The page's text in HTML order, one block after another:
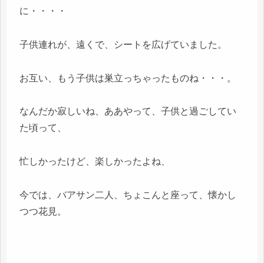
に・・・・
子供連れが、遠くで、シートを広げていました。
お互い、もう子供は巣立っちゃったものね・・・。
なんだか寂しいね、ああやって、子供と過ごしてい
た頃って、
忙しかったけど、楽しかったよね、
今では、バアサン二人、ちょこんと座って、懐かし
つつ花見。